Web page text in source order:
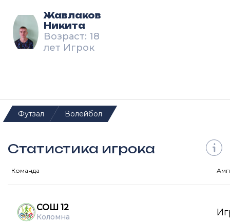
Жавлаков
Никита
Возраст: 18
лет Игрок
Футзал Волейбол
Статистика игрока
Команда
СОШ 12
Коломна